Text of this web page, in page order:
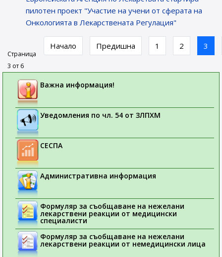
пилотен проект "Участие на учени от сферата на
Онкологията в Лекарствената Регулация"
Страница
3 от 6
Начало Предишна 1 2 3
Важна информация!
Уведомления по чл. 54 от ЗЛПХМ
СЕСПА
Административна информация
Формуляр за съобщаване на нежелани
лекарствени реакции от медицински
специалисти
Формуляр за съобщаване на нежелани
лекарствени реакции от немедицински лица